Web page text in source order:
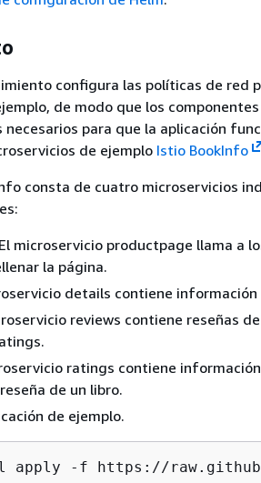
configura las políticas de red
de modo que los
para que la aplicación
de ejemplo Istio BookInfo
consta de cuatro microservicios
microservicio productpage llama a
la página.
details contiene información
reviews contiene reseñas
ratings contiene
de un libro.
de ejemplo.
apply -f https://